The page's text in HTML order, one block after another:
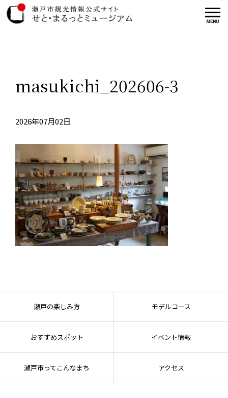
masukichi_202606-3
2026年07月02日
瀬戸の楽しみ方 モデルコース
おすすめスポット イベント情報
瀬戸市ってこんなまち アクセス